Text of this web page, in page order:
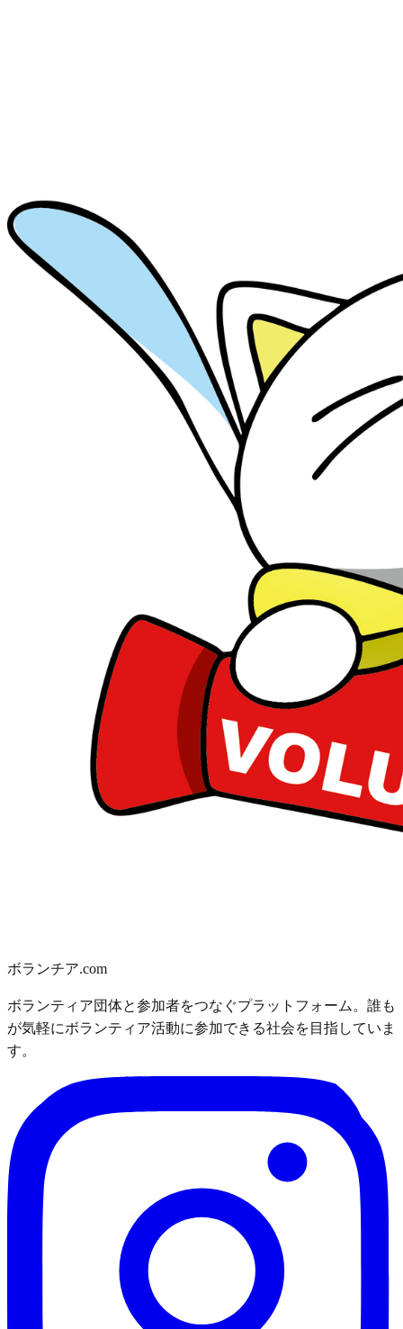
ボランチア.com
ボランティア団体と参加者をつなぐプラットフォーム。誰も
が気軽にボランティア活動に参加できる社会を目指していま
す。